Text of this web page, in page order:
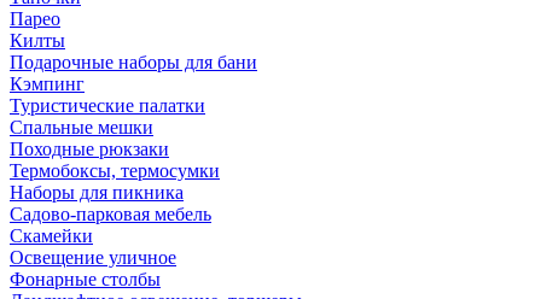
Парео
Килты
Подарочные наборы для бани
Кэмпинг
Туристические палатки
Спальные мешки
Походные рюкзаки
Термобоксы, термосумки
Наборы для пикника
Садово-парковая мебель
Скамейки
Освещение уличное
Фонарные столбы